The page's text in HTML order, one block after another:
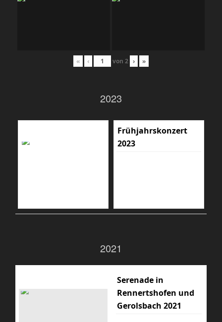
« ‹ von 2 › »
2023
Frühjahrskonzert
2023
2021
Serenade in
Rennertshofen und
Gerolsbach 2021